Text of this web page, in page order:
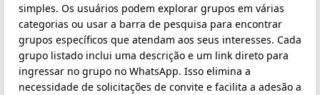
simples. Os usuários podem explorar grupos em várias
categorias ou usar a barra de pesquisa para encontrar
grupos específicos que atendam aos seus interesses. Cada
grupo listado inclui uma descrição e um link direto para
ingressar no grupo no WhatsApp. Isso elimina a
necessidade de solicitações de convite e facilita a adesão a